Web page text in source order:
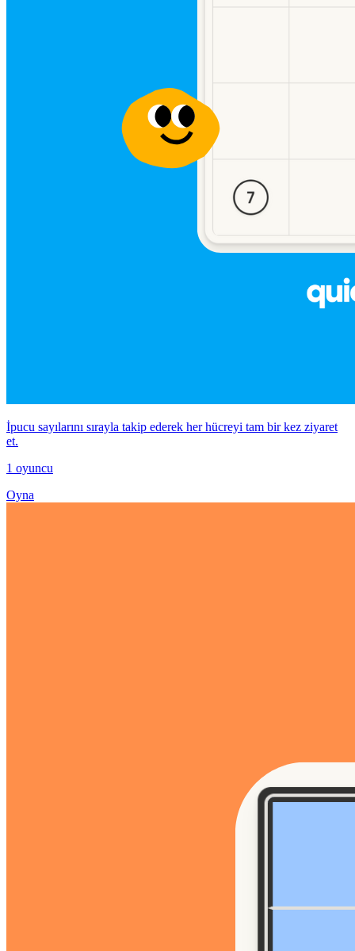
İpucu sayılarını sırayla takip ederek her hücreyi tam bir kez ziyaret
et.
1 oyuncu
Oyna